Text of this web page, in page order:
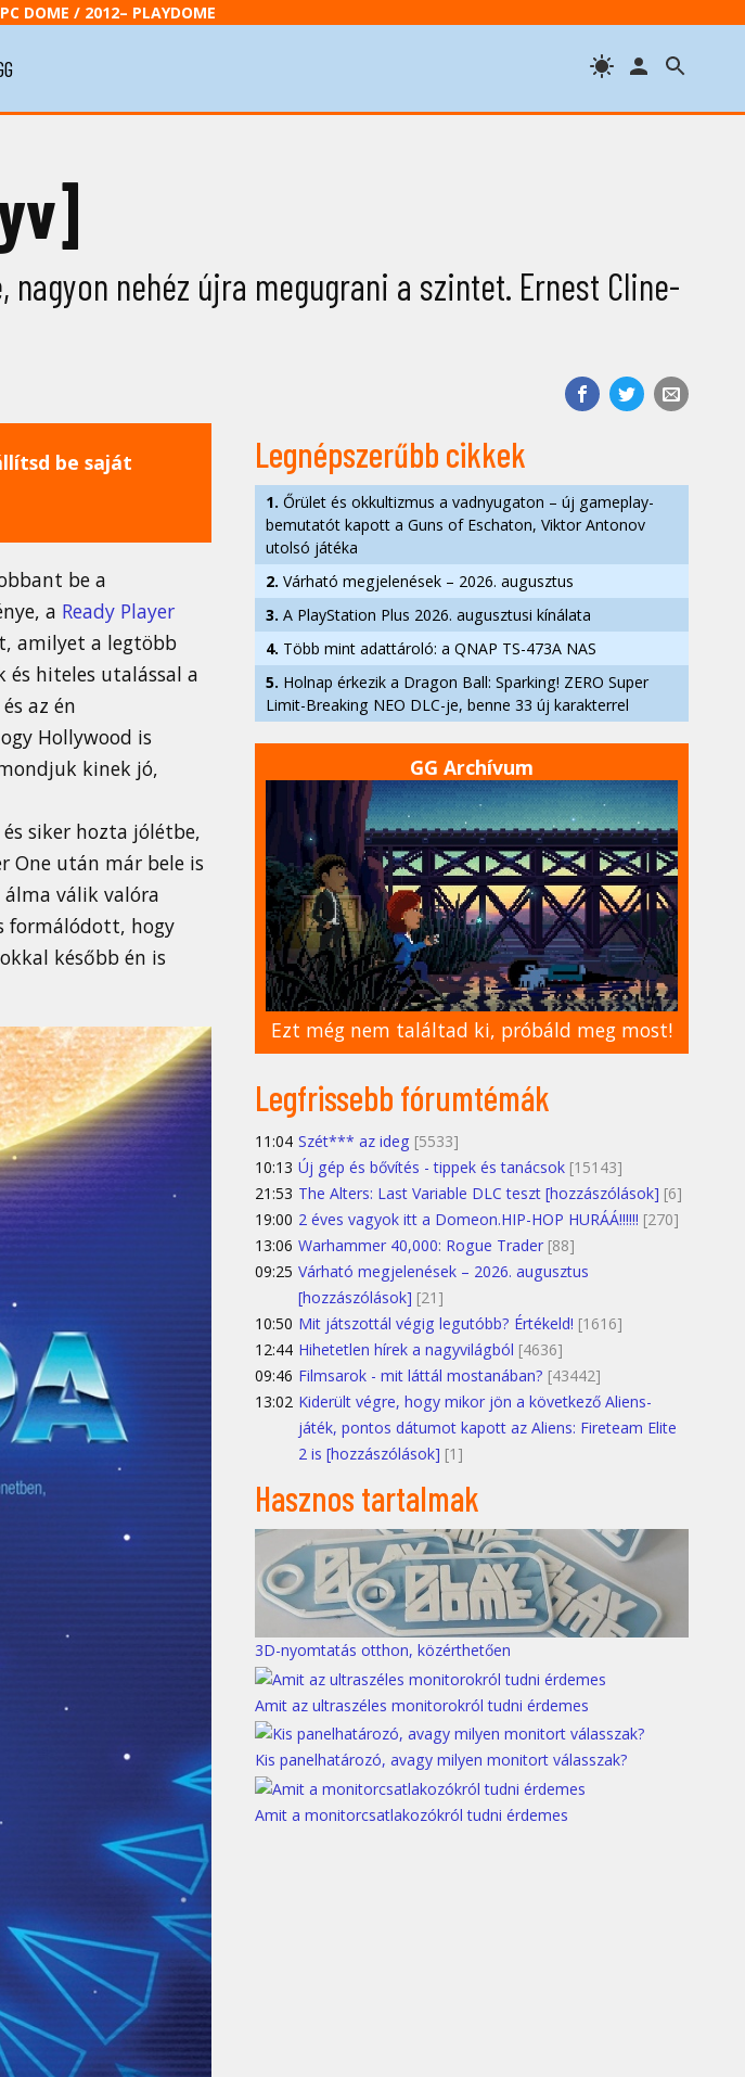
DOME / 2012– PLAYDOME
nagyon nehéz újra megugrani a szintet. Ernest Cline-
be saját
be a
a Ready Player
amilyet a legtöbb
és hiteles utalással a
az én
Hollywood is
kinek jó,
siker hozta jólétbe,
One után már bele is
válik valóra
formálódott, hogy
később én is
Legnépszerűbb cikkek
1. Őrület és okkultizmus a vadnyugaton – új gameplay-
bemutatót kapott a Guns of Eschaton, Viktor Antonov
utolsó játéka
2. Várható megjelenések – 2026. augusztus
3. A PlayStation Plus 2026. augusztusi kínálata
4. Több mint adattároló: a QNAP TS-473A NAS
5. Holnap érkezik a Dragon Ball: Sparking! ZERO Super
Limit-Breaking NEO DLC-je, benne 33 új karakterrel
GG Archívum
Ezt még nem találtad ki, próbáld meg most!
Legfrissebb fórumtémák
11:04 Szét*** az ideg [5533]
10:13 Új gép és bővítés - tippek és tanácsok [15143]
21:53 The Alters: Last Variable DLC teszt [hozzászólások] [6]
19:00 2 éves vagyok itt a Domeon.HIP-HOP HURÁÁ!!!!!! [270]
13:06 Warhammer 40,000: Rogue Trader [88]
09:25 Várható megjelenések – 2026. augusztus
[hozzászólások] [21]
10:50 Mit játszottál végig legutóbb? Értékeld! [1616]
12:44 Hihetetlen hírek a nagyvilágból [4636]
09:46 Filmsarok - mit láttál mostanában? [43442]
13:02 Kiderült végre, hogy mikor jön a következő Aliens-
játék, pontos dátumot kapott az Aliens: Fireteam Elite
2 is [hozzászólások] [1]
Hasznos tartalmak
3D-nyomtatás otthon, közérthetően
Amit az ultraszéles monitorokról tudni érdemes
Kis panelhatározó, avagy milyen monitort válasszak?
Amit a monitorcsatlakozókról tudni érdemes